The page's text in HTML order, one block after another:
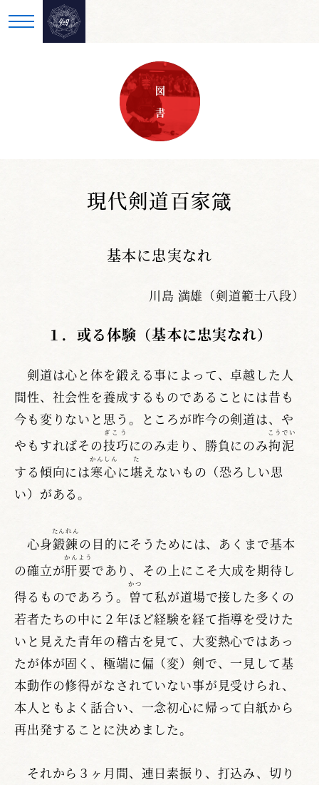
図 書
現代剣道百家箴
基本に忠実なれ
川島 満雄（剣道範士八段）
１．或る体験（基本に忠実なれ）
剣道は心と体を鍛える事によって、卓越した人
間性、社会性を養成するものであることには昔も
今も変りないと思う。ところが昨今の剣道は、や
やもすればその技巧
ぎこう
にのみ走り、勝負にのみ拘泥
こうでい
する傾向には寒心
かんしん
に堪
た
えないもの（恐ろしい思
い）がある。
心身鍛錬
たんれん
の目的にそうためには、あくまで基本
の確立が肝要
かんよう
であり、その上にこそ大成を期待し
得るものであろう。 曽
かつ
て私が道場で接した多くの
若者たちの中に２年ほど経験を経て指導を受けた
いと見えた青年の稽古を見て、大変熱心ではあっ
たが体が固く、極端に偏（変）剣で、一見して基
本動作の修得がなされていない事が見受けられ、
本人ともよく話合い、一念初心に帰って白紙から
再出発することに決めました。
それから３ヶ月間、連日素振り、打込み、切り